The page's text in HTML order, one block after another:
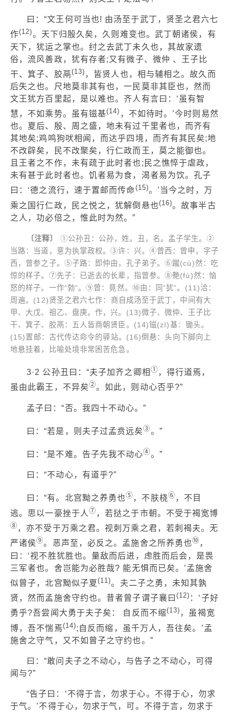
曰：“文王何可当也! 由汤至于武丁，贤圣之君六七
作(12)。天下归殷久矣，久则难变也。武丁朝诸侯，有
天下，犹运之掌也。纣之去武丁未久也，其故家遗
俗，流风善政，犹有存者;又有微子、微仲 、王子比
干、箕子、胶鬲(13) ，皆贤人也，相与辅相之。故久而
后失之也。尺地莫非其有也，一民莫非其臣也，然而
文王犹方百里起，是以难也。齐人有言曰：‘虽有智
慧，不如乘势。虽有镃基(14) ，不如待时。’今时则易然
也。夏后、殷、周之盛，地未有过千里者也，而齐有
其地矣;鸡鸣狗吠相闻，而达乎四境，而齐有其民矣;地
不改辟矣，民不改聚矣，行仁政而王，莫之能御也。
且王者之不作，未有疏于此时者也;民之憔悴于虐政，
未有甚于此时者也。饥者易为食，渴者易为饮。孔子
曰：‘德之流行，速于置邮而传命(15)。’当今之时，万
乘之国行仁政，民之悦之，犹解倒悬也(16)。故事半古
之人，功必倍之，惟此时为然。”
〔注释〕
①公孙丑：公孙，姓。丑，名。孟子学生。②
当路：当道，意为执掌政权。③许：兴。④曾西：曾申，字子
西，曾参之子。⑤子路：即仲由，孔子弟子。⑥蹴(cù)然：吃
惊的样子。⑦先子：已逝去的长辈，指曾参。⑧艴(fú)然：恼
怒的样子。一作“勃”。⑨曾：竟然。⑩由：同“犹”。(11)洽：
周遍。(12)贤圣之君六七作：商自成汤至于武丁，中间有大
甲、大戊、祖乙、盘庚。作，兴。(13)微子、微仲、王子比
干、箕子、胶鬲：五人皆商朝贤臣。(14)镃(zī)基：锄头。
(15)置邮：古代传达命令的驿站。(16)倒悬：头向下脚向上
地悬挂着，比喻处境非常困苦危急。
3·2 公孙丑曰：“夫子加齐之卿相 ① ，得行道焉，
虽由此霸王，不异矣②。如此，则动心否乎?”
孟子曰：“否。我四十不动心。”
曰：“若是，则夫子过孟贲远矣③。”
曰：“是不难。告子先我不动心④。”
曰：“不动心，有道乎?”
曰：“有。北宫黝之养勇也⑤ ，不肤桡⑥ ，不目
逃。思以一豪挫于人 ⑦ ，若挞之于市朝。不受于褐宽博
⑧ ，亦不受于万乘之君。视刺万乘之君，若刺褐夫。无
严诸侯⑨。恶声至，必反之。孟施舍之所养勇也⑩ ，
曰：‘视不胜犹胜也。量敌而后进，虑胜而后会，是畏
三军者也。舍岂能为必胜哉? 能无惧而已矣。’孟施舍
似曾子，北宫黝似子夏(11)。夫二子之勇，未知其孰
贤，然而孟施舍守约也。昔者曾子谓子襄曰 (12) ：‘子好
勇乎?吾尝闻大勇于夫子矣： 自反而不缩(13) ，虽褐宽
博，吾不惴焉(14);自反而缩，虽千万人，吾往矣。’孟
施舍之守气，又不如曾子之守约也。”
曰：“敢问夫子之不动心，与告子之不动心，可得
闻与?”
“告子曰：‘不得于言，勿求于心。不得于心，勿求
于气。’不得于心，勿求于气，可。不得于言，勿求于